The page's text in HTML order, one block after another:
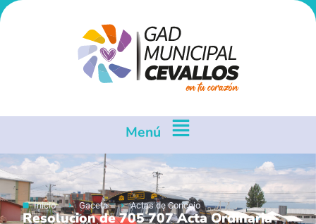
Menú
Inicio Gaceta Actas de Concejo
Resolucion de 705 707 Acta Ordinaria